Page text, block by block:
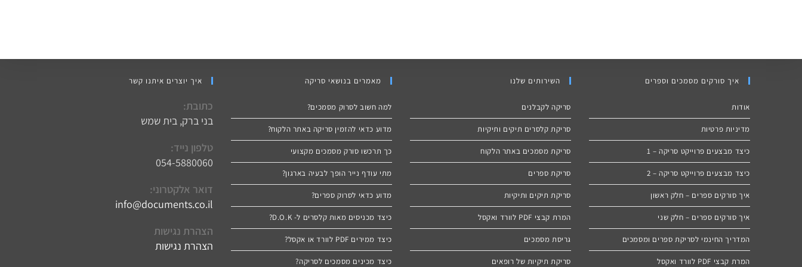
איך סורקים מסמכים וספרים
אודות
מדיניות פרטיות
כיצד מבצעים פרוייקט סריקה – 1
כיצד מבצעים פרוייקט סריקה – 2
איך סורקים ספרים – חלק ראשון
איך סורקים ספרים – חלק שני
המדריך החינמי לסריקת ספרים ומסמכים
המרת קבצי PDF לוורד ואקסל
השירותים שלנו
סריקה לקבלנים
סריקת קלסרים תיקים ותיקיות
סריקת מסמכים באתר הלקוח
סריקת ספרים
סריקת תיקים ותיקיות
המרת קבצי PDF לוורד ואקסל
גריסת מסמכים
סריקת תיקיות של רופאים
מאמרים בנושאי סריקה
למה חשוב לסרוק מסמכים?
מדוע כדאי להזמין סריקה באתר הלקוח?
כך תרכשו סורק מסמכים מקצועי
מתי עודף נייר הופך לבעיה בארגון?
מדוע כדאי לסרוק ספרים?
כיצד מכניסים מאות קלסרים ל- D.O.K?
כיצד ממירים PDF לוורד או אקסל?
כיצד מכינים מסמכים לסריקה?
איך יוצרים איתנו קשר
כתובת:
בני ברק, בית שמש
טלפון נייד:
054-5880060
דואר אלקטרוני:
info@documents.co.il
הצהרת נגישות
הצהרת נגישות